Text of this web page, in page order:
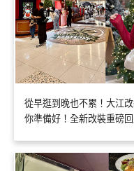
從早逛到晚也不累！大江
你準備好！全新改裝重磅